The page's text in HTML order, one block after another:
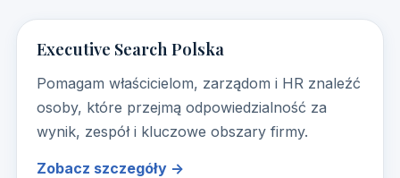
Executive Search Polska
Pomagam właścicielom, zarządom i HR znaleźć
osoby, które przejmą odpowiedzialność za
wynik, zespół i kluczowe obszary firmy.
Zobacz szczegóły →